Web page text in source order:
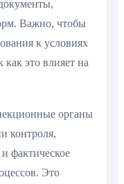
Важно, чтобы
к условиях
это влияет на
органы
контроля,
фактическое
Это